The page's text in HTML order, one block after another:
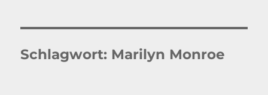
Schlagwort: Marilyn Monroe